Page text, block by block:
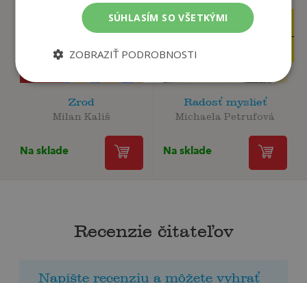
14 ,90
2 €
Zrod
Milan Kališ
Na sklade
13
Radosť myslieť
Michaela Petrufová
Na sklade
Recenzie čitateľov
Napíšte recenziu a môžete vyhrať
SÚHLASÍM SO VŠETKÝMI
ZOBRAZIŤ PODROBNOSTI